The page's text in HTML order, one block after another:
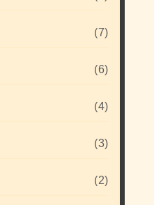
(7)
(6)
(4)
(3)
(2)